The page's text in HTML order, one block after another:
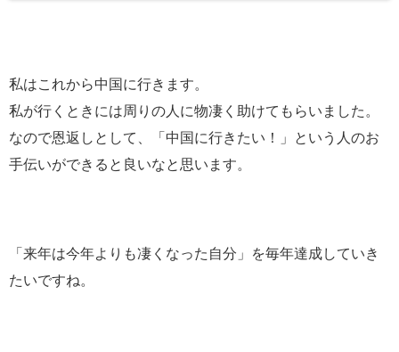
私はこれから中国に行きます。
私が行くときには周りの人に物凄く助けてもらいました。
なので恩返しとして、「中国に行きたい！」という人のお
手伝いができると良いなと思います。
「来年は今年よりも凄くなった自分」を毎年達成していき
たいですね。